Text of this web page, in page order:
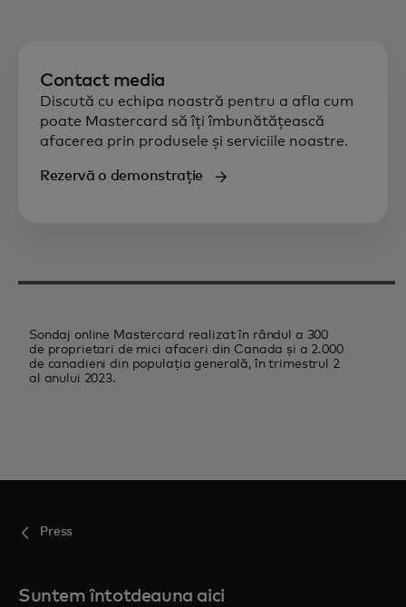
Contact media
Discută cu echipa noastră pentru a afla cum
poate Mastercard să îți îmbunătățească
afacerea prin produsele și serviciile noastre.
Rezervă o demonstrație
Sondaj online Mastercard realizat în rândul a 300
de proprietari de mici afaceri din Canada și a 2.000
de canadieni din populația generală, în trimestrul 2
al anului 2023.
Press
Suntem întotdeauna aici